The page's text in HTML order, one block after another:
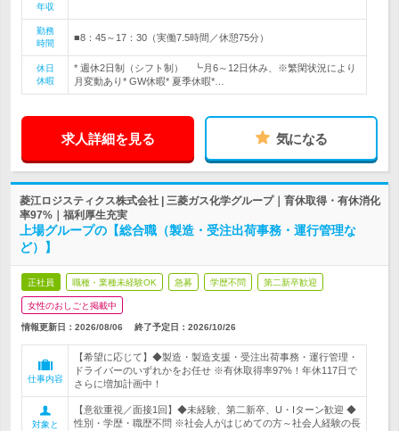
年収
勤務
時間
■8：45～17：30（実働7.5時間／休憩75分）
休日
休暇
* 週休2日制（シフト制） ┗月6～12日休み、※繁閑状況により
月変動あり* GW休暇* 夏季休暇*…
求人詳細を見る 気になる
菱江ロジスティクス株式会社 | 三菱ガス化学グループ｜育休取得・有休消化
率97%｜福利厚生充実
上場グループの【総合職（製造・受注出荷事務・運行管理な
ど）】
正社員 職種・業種未経験OK 急募 学歴不問 第二新卒歓迎
女性のおしごと掲載中
情報更新日：2026/08/06 終了予定日： 2026/10/26
仕事内容
【希望に応じて】◆製造・製造支援・受注出荷事務・運行管理・
ドライバーのいずれかをお任せ ※有休取得率97%！年休117日で
さらに増加計画中！
対象と
【意欲重視／面接1回】◆未経験、第二新卒、U・Iターン歓迎 ◆
性別・学歴・職歴不問 ※社会人がはじめての方～社会人経験の長